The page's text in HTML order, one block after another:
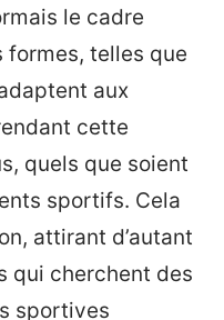
le cadre
formes, telles que
aux
cette
quels que soient
sportifs. Cela
attirant d’autant
qui cherchent des
sportives